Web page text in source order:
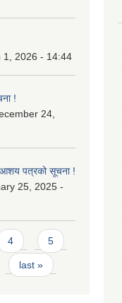
1, 2026 - 14:44
!
24,
आशय पत्रको सूचना !
25, 2025 -
4 5
last »